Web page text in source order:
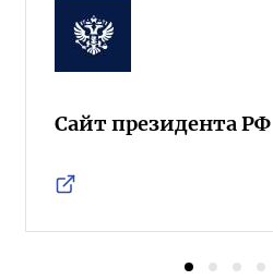
Сайт президента РФ